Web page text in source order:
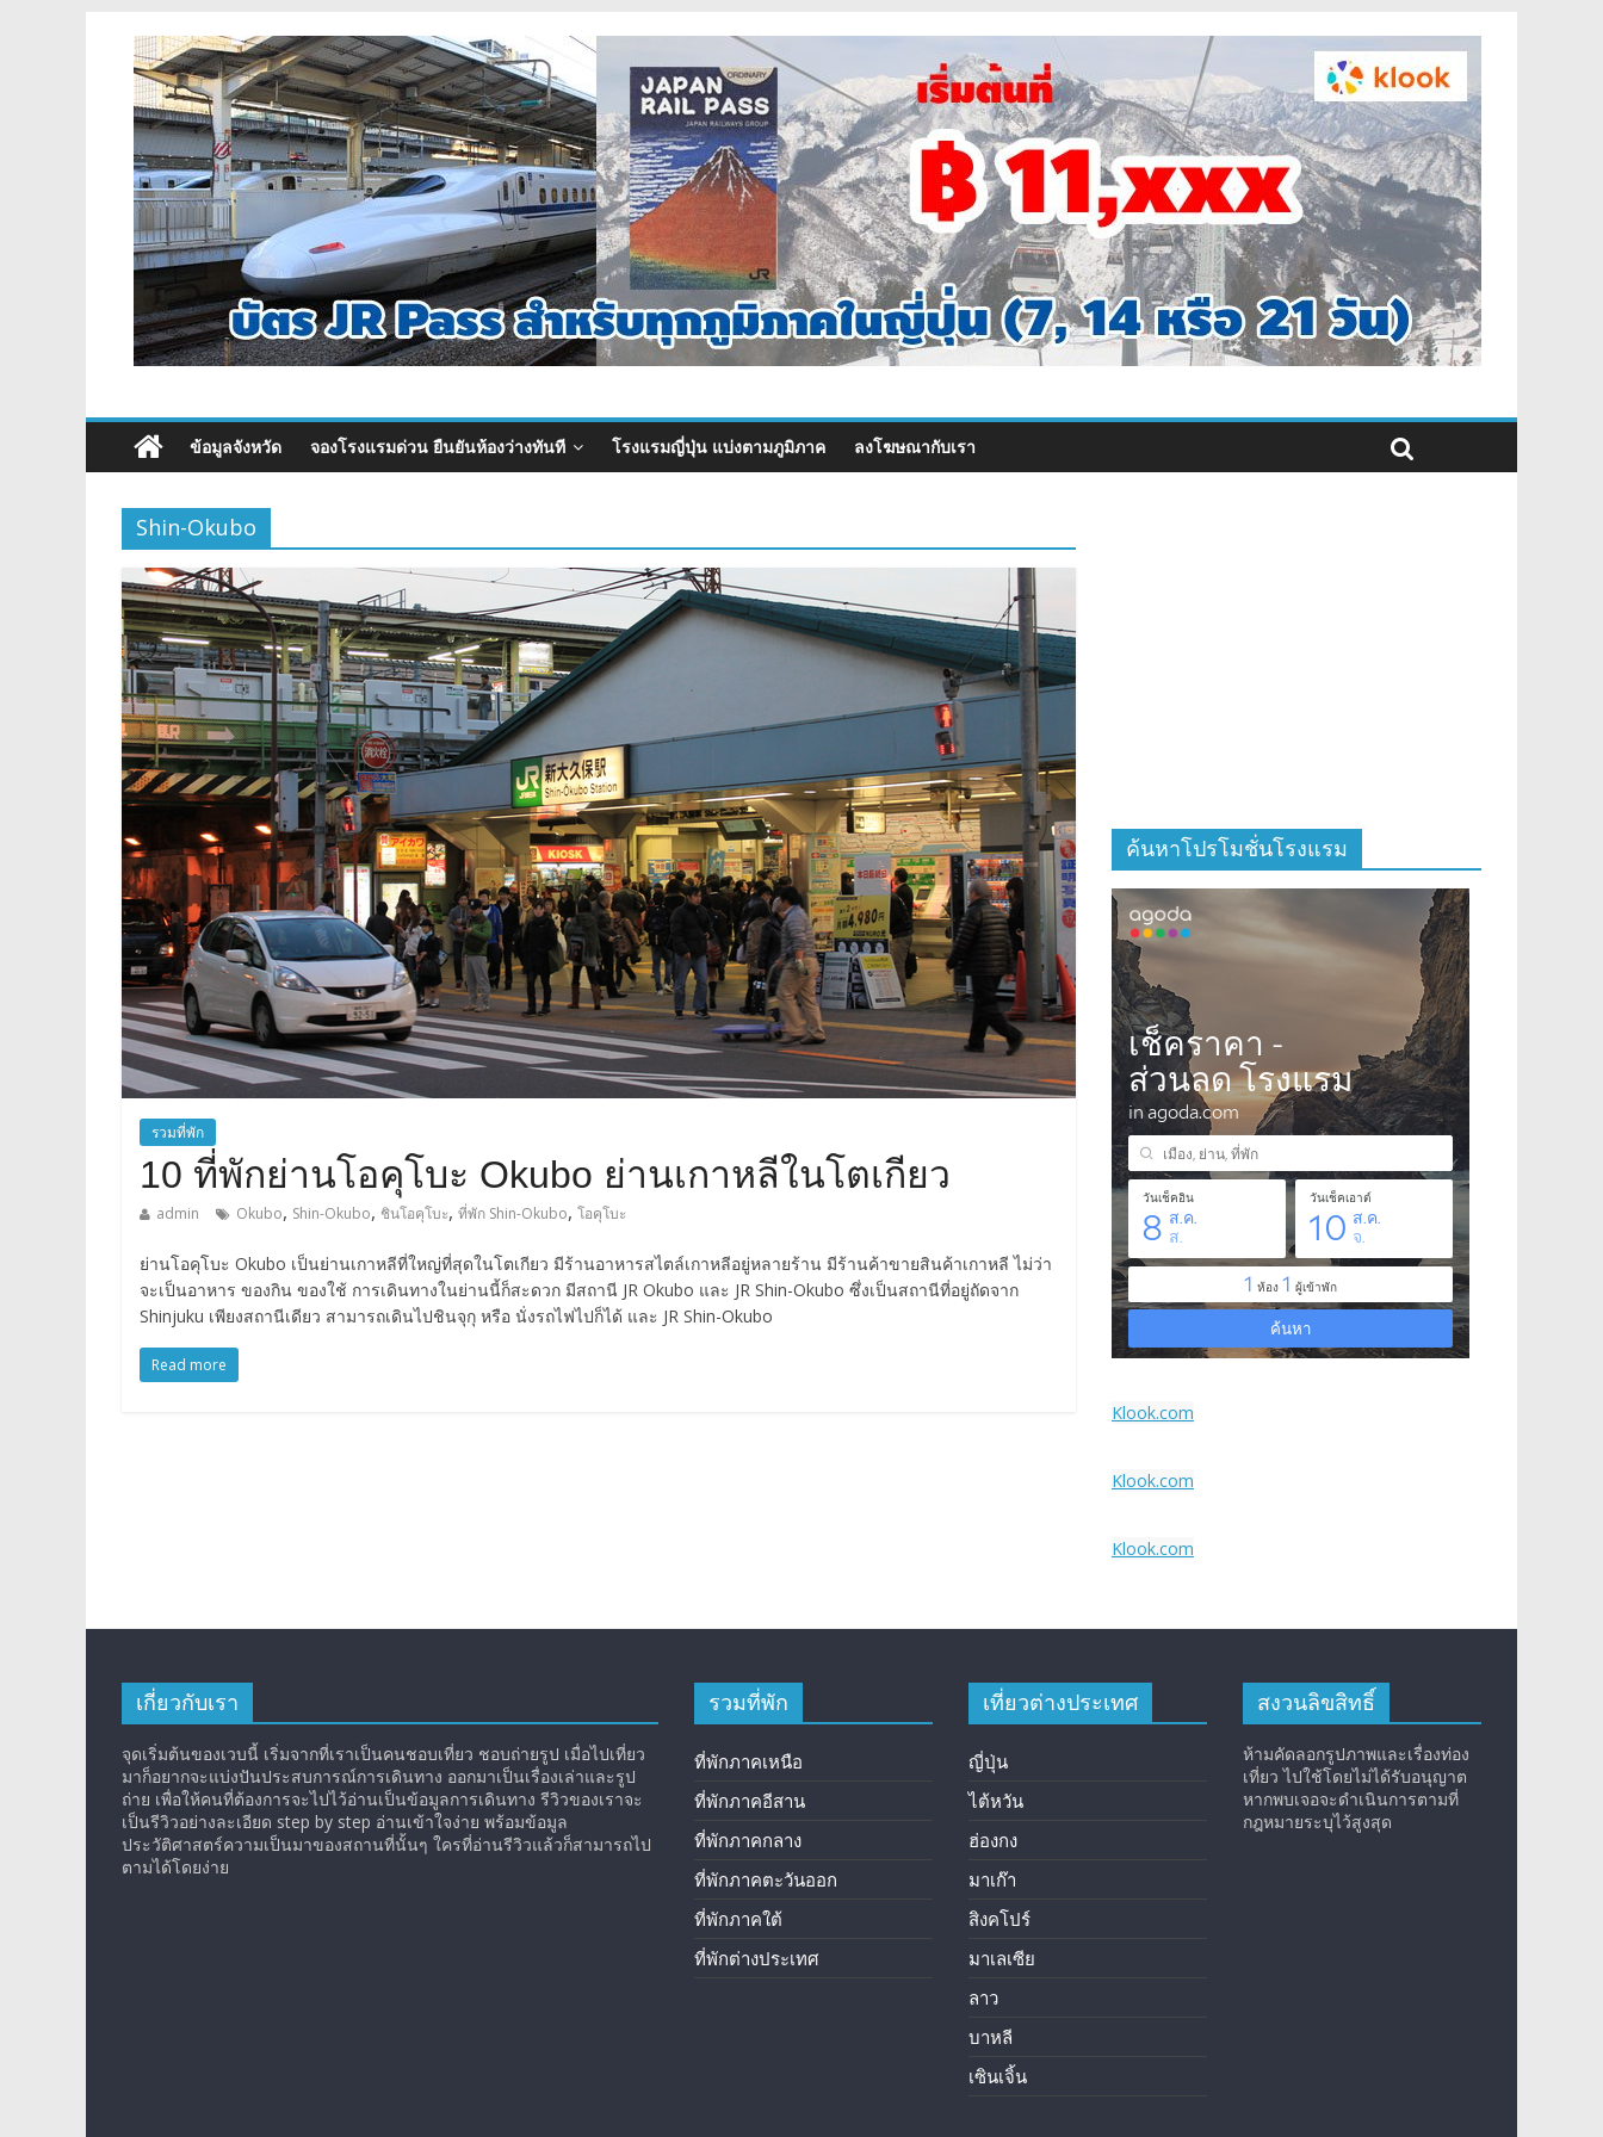
ข้อมูลจังหวัด จองโรงแรมด่วน ยืนยันห้องว่างทันที โรงแรมญี่ปุ่น แบ่งตามภูมิภาค ลงโฆษณากับเรา
Shin-Okubo
รวมที่พัก
10 ที่พักย่านโอคุโบะ Okubo ย่านเกาหลีในโตเกียว
admin Okubo, Shin-Okubo, ชินโอคุโบะ, ที่พัก Shin-Okubo, โอคุโบะ
ย่านโอคุโบะ Okubo เป็นย่านเกาหลีที่ใหญ่ที่สุดในโตเกียว มีร้านอาหารสไตล์เกาหลีอยู่หลายร้าน มีร้านค้าขายสินค้าเกาหลี ไม่ว่า
จะเป็นอาหาร ของกิน ของใช้ การเดินทางในย่านนี้ก็สะดวก มีสถานี JR Okubo และ JR Shin-Okubo ซึ่งเป็นสถานีที่อยู่ถัดจาก
Shinjuku เพียงสถานีเดียว สามารถเดินไปชินจุกุ หรือ นั่งรถไฟไปก็ได้ และ JR Shin-Okubo
Read more
ค้นหาโปรโมชั่นโรงแรม
Klook.com
Klook.com
Klook.com
เกี่ยวกับเรา
จุดเริ่มต้นของเวบนี้ เริ่มจากที่เราเป็นคนชอบเที่ยว ชอบถ่ายรูป เมื่อไปเที่ยว
มาก็อยากจะแบ่งปันประสบการณ์การเดินทาง ออกมาเป็นเรื่องเล่าและรูป
ถ่าย เพื่อให้คนที่ต้องการจะไปไว้อ่านเป็นข้อมูลการเดินทาง รีวิวของเราจะ
เป็นรีวิวอย่างละเอียด step by step อ่านเข้าใจง่าย พร้อมข้อมูล
ประวัติศาสตร์ความเป็นมาของสถานที่นั้นๆ ใครที่อ่านรีวิวแล้วก็สามารถไป
ตามได้โดยง่าย
รวมที่พัก
ที่พักภาคเหนือ
ที่พักภาคอีสาน
ที่พักภาคกลาง
ที่พักภาคตะวันออก
ที่พักภาคใต้
ที่พักต่างประเทศ
เที่ยวต่างประเทศ
ญี่ปุ่น
ไต้หวัน
ฮ่องกง
มาเก๊า
สิงคโปร์
มาเลเซีย
ลาว
บาหลี
เซินเจิ้น
สงวนลิขสิทธิ์
ห้ามคัดลอกรูปภาพและเรื่องท่อง
เที่ยว ไปใช้โดยไม่ได้รับอนุญาต
หากพบเจอจะดำเนินการตามที่
กฎหมายระบุไว้สูงสุด